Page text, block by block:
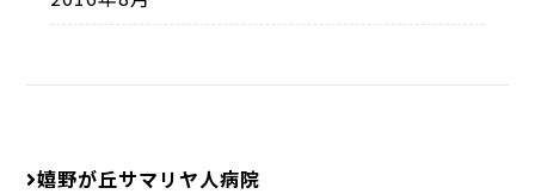
嬉野が丘サマリヤ人病院